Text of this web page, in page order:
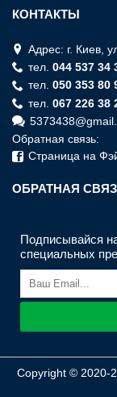
КОНТАКТЫ
Адрес: г. Киев,
тел. 044 537 34
тел. 050 353 80
тел. 067 226 38
Обратная связь:
Страница на
ОБРАТНАЯ
Подписывайся
специальных
Copyright © 2020-